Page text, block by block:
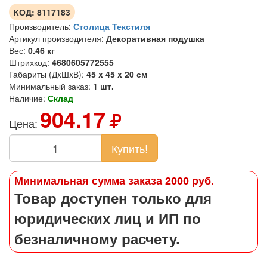
КОД: 8117183
Производитель: Столица Текстиля
Артикул производителя: Декоративная подушка
Вес: 0.46 кг
Штрихкод: 4680605772555
Габариты (ДxШxВ): 45 x 45 x 20 см
Минимальный заказ: 1 шт.
Наличие: Склад
Цена: 904.17
Купить!
Минимальная сумма заказа 2000 руб.
Товар доступен только для
юридических лиц и ИП по
безналичному расчету.